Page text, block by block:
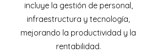
incluye la gestión de personal,
infraestructura y tecnología,
mejorando la productividad y la
rentabilidad.